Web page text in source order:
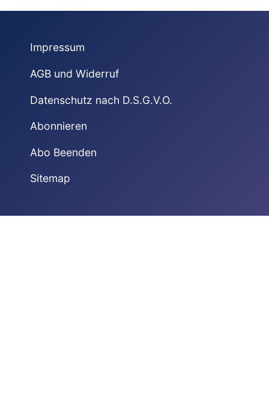
Impressum
AGB und Widerruf
Datenschutz nach D.S.G.V.O.
Abonnieren
Abo Beenden
Sitemap